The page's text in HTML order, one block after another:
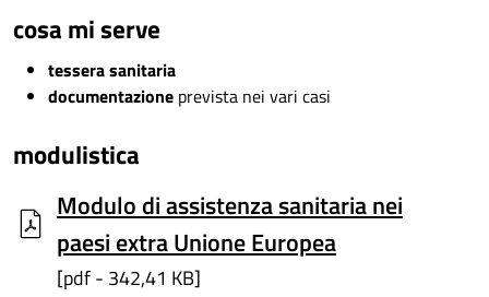
cosa mi serve
tessera sanitaria
documentazione prevista nei vari casi
modulistica
Modulo di assistenza sanitaria nei
paesi extra Unione Europea
[pdf - 342,41 KB]